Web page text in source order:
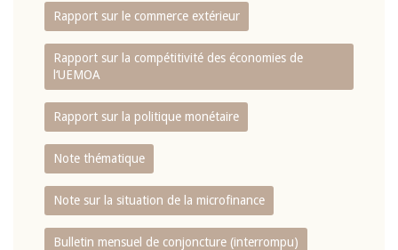
Rapport sur le commerce extérieur
Rapport sur la compétitivité des économies de
l‘UEMOA
Rapport sur la politique monétaire
Note thématique
Note sur la situation de la microfinance
Bulletin mensuel de conjoncture (interrompu)